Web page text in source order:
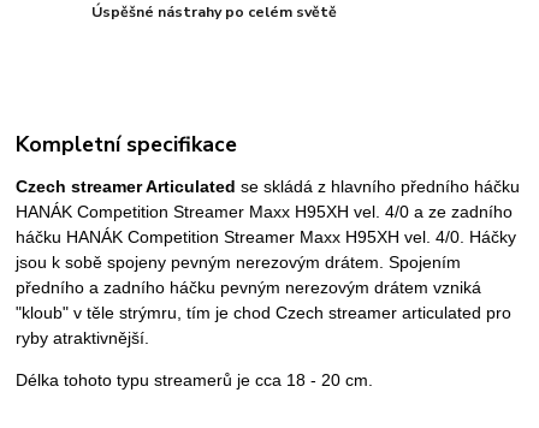
Úspěšné nástrahy po celém světě
Kompletní specifikace
Czech streamer Articulated se skládá z hlavního předního háčku
HANÁK Competition Streamer Maxx H95XH vel. 4/0 a ze zadního
háčku HANÁK Competition Streamer Maxx H95XH vel. 4/0. Háčky
jsou k sobě spojeny pevným nerezovým drátem. Spojením
předního a zadního háčku pevným nerezovým drátem vzniká
"kloub" v těle strýmru, tím je chod Czech streamer articulated pro
ryby atraktivnější.
Délka tohoto typu streamerů je cca 18 - 20 cm.